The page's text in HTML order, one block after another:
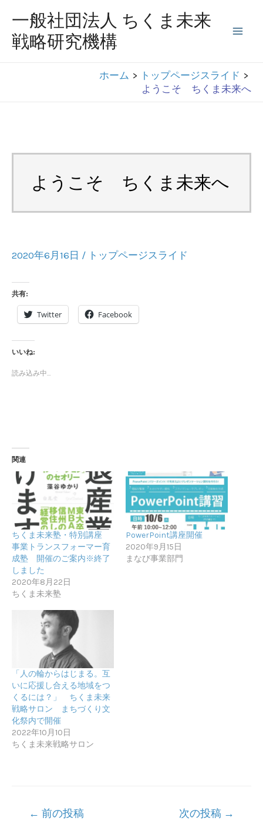
一般社団法人 ちくま未来
戦略研究機構
ホーム
トップページスライド
ようこそ ちくま未来へ
ようこそ ちくま未来へ
2020年6月16日 / トップページスライド
共有:
Twitter Facebook
いいね:
読み込み中…
関連
ちくま未来塾・特別講座
事業トランスフォーマー育
成塾 開催のご案内※終了
しました
2020年8月22日
ちくま未来塾
PowerPoint講座開催
2020年9月15日
まなび事業部門
「人の輪からはじまる。互
いに応援し合える地域をつ
くるには？」 ちくま未来
戦略サロン まちづくり文
化祭内で開催
2022年10月10日
ちくま未来戦略サロン
← 前の投稿 次の投稿 →